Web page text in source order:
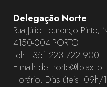
Delegação Norte
Rua Júlio Lourenço Pinto,
4150-004 PORTO
Tel: +351 223 722 900
E-mail: del.norte@fptaxi.pt
Horário: Dias úteis: 09h/